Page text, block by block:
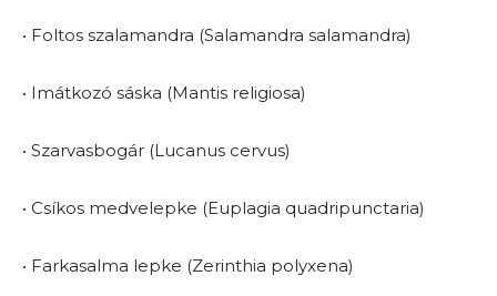
• Foltos szalamandra (Salamandra salamandra)
• Imátkozó sáska (Mantis religiosa)
• Szarvasbogár (Lucanus cervus)
• Csíkos medvelepke (Euplagia quadripunctaria)
• Farkasalma lepke (Zerinthia polyxena)